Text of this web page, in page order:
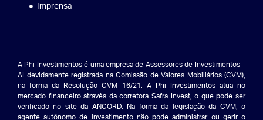
Imprensa
A Phi Investimentos é uma empresa de Assessores de Investimentos –
AI devidamente registrada na Comissão de Valores Mobiliários (CVM),
na forma da Resolução CVM 16/21. A Phi Investimentos atua no
mercado financeiro através da corretora Safra Invest, o que pode ser
verificado no site da ANCORD. Na forma da legislação da CVM, o
agente autônomo de investimento não pode administrar ou gerir o